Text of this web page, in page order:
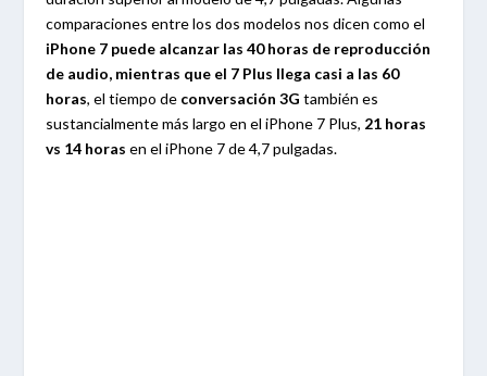
comparaciones entre los dos modelos nos dicen como el
iPhone 7 puede alcanzar las 40 horas de reproducción
de audio, mientras que el 7 Plus llega casi a las 60
horas, el tiempo de conversación 3G también es
sustancialmente más largo en el iPhone 7 Plus, 21 horas
vs 14 horas en el iPhone 7 de 4,7 pulgadas.